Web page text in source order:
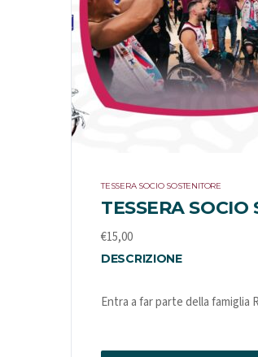
TESSERA SOCIO SOSTENITORE
TESSERA
€15,00
DESCRIZIONE
Entra a far parte della famiglia